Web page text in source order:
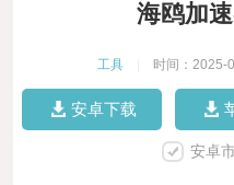
海鸥加
工具 时间：2025-
安卓下载
安卓